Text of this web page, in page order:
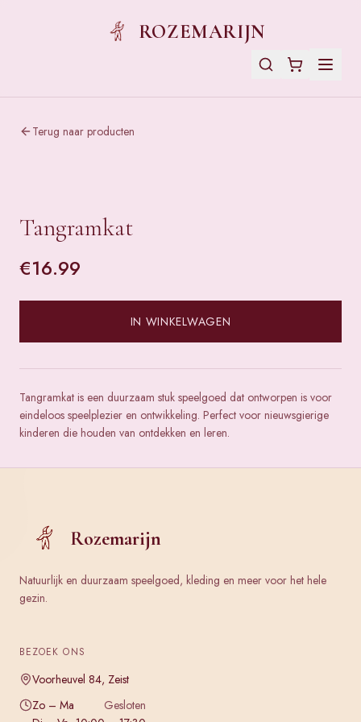
ROZEMARIJN
Terug naar producten
Tangramkat
€16.99
IN WINKELWAGEN
Tangramkat is een duurzaam stuk speelgoed dat ontworpen is voor
eindeloos speelplezier en ontwikkeling. Perfect voor nieuwsgierige
kinderen die houden van ontdekken en leren.
Rozemarijn
Natuurlijk en duurzaam speelgoed, kleding en meer voor het hele
gezin.
BEZOEK ONS
Voorheuvel 84, Zeist
Zo – Ma
Gesloten